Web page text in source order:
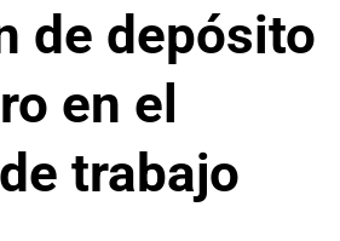
de depósito
en el
trabajo